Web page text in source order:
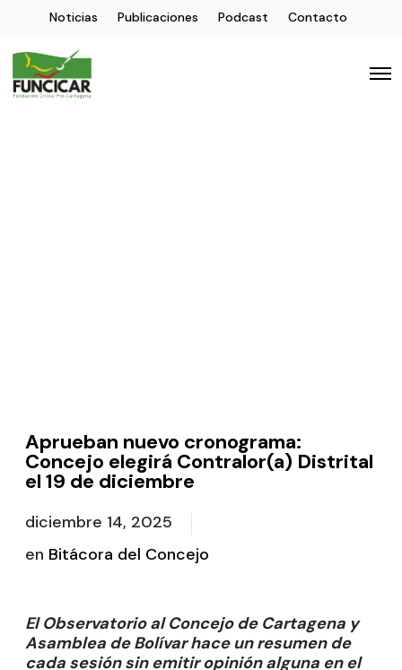
Noticias Publicaciones Podcast Contacto
Aprueban nuevo cronograma:
Concejo elegirá Contralor(a) Distrital
el 19 de diciembre
diciembre 14, 2025
en Bitácora del Concejo
El Observatorio al Concejo de Cartagena y
Asamblea de Bolívar hace un resumen de
cada sesión sin emitir opinión alguna en el